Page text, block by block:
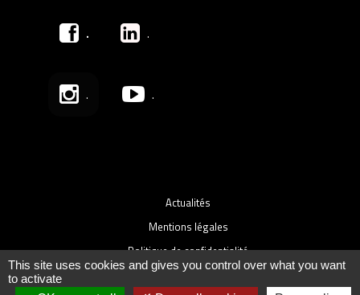
. .
. .
Actualités
Mentions légales
Politique de confidentialité
Plan du site
This site uses cookies and gives you control over what you want
to activate